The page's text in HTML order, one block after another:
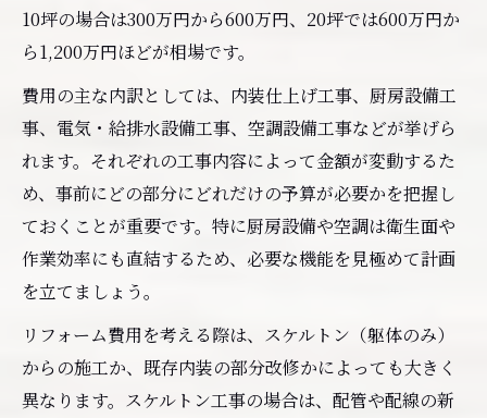
10坪の場合は300万円から600万円、20坪では600万円か
ら1,200万円ほどが相場です。
費用の主な内訳としては、内装仕上げ工事、厨房設備工
事、電気・給排水設備工事、空調設備工事などが挙げら
れます。それぞれの工事内容によって金額が変動するた
め、事前にどの部分にどれだけの予算が必要かを把握し
ておくことが重要です。特に厨房設備や空調は衛生面や
作業効率にも直結するため、必要な機能を見極めて計画
を立てましょう。
リフォーム費用を考える際は、スケルトン（躯体のみ）
からの施工か、既存内装の部分改修かによっても大きく
異なります。スケルトン工事の場合は、配管や配線の新